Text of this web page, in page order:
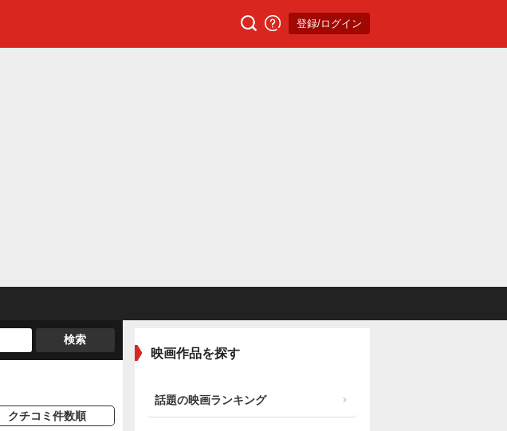
登録/ログイン
検索
クチコミ件数順
映画作品を探す
話題の映画ランキング